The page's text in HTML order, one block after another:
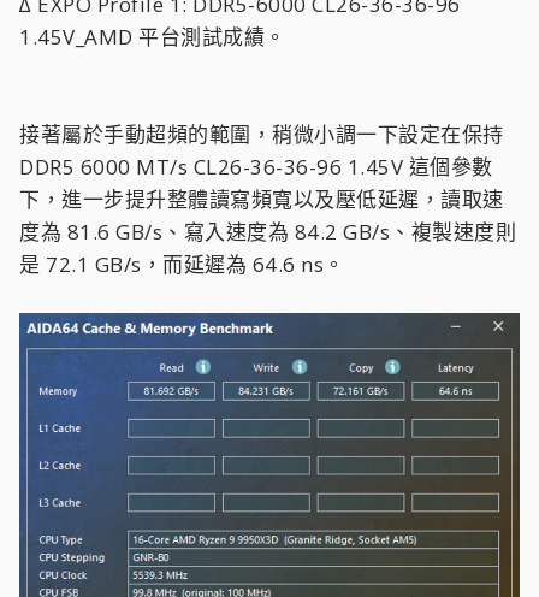
1.45V_AMD 平台測試成績。
接著屬於手動超頻的範圍，稍微小調一下設定在保持
DDR5 6000 MT/s CL26-36-36-96 1.45V 這個參數
下，進一步提升整體讀寫頻寬以及壓低延遲，讀取速
度為 81.6 GB/s、寫入速度為 84.2 GB/s、複製速度則
是 72.1 GB/s，而延遲為 64.6 ns。